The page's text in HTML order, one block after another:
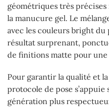
géométriques très
la manucure gel. Le
avec les couleurs bright
résultat surprenant,
de finitions matte pour une
Pour garantir la qualité et
protocole de pose s’appuie
génération plus